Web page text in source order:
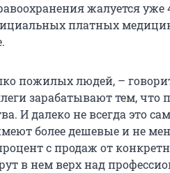
жалуется уже
платных
пожилых людей, –
зарабатывают тем, что
И далеко не всегда это
более дешевые и не
с продаж от
в нем верх над